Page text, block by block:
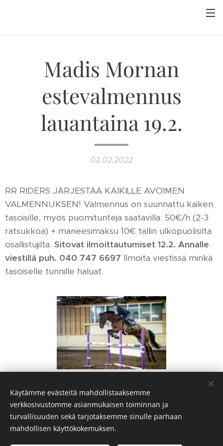
Madis Mornan
estevalmennus
lauantaina 19.2.
02.02.2022
RR RIDERS JÄRJESTÄÄ KAIKILLE AVOIMEN
VALMENNUKSEN! Valmennus on suunnattu kaiken
tasoisille, myös puomitunteja saatavilla. 50€/h (2-3
ratsukkoa) + maneesimaksu 10€ tallin ulkopuolisilta
osallistujilta. Sitovat ilmoittautumiset 12.2. Annalle
viestillä puh. 040 747 6697 Ilmoita viestissä minkä
tasoiselle tunnille haluat.
Share
© 2026Ratsureipas Oy.Kaikki oikeudet pidätetään.
Käytämme evästeitä mahdollistaaksemme
verkkosivustomme asianmukaisen toiminnan ja
turvallisuuden sekä tarjotaksemme sinulle parhaan
mahdollisen käyttökokemuksen.